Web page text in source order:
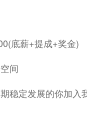
底薪+提成+奖金)
间
稳定发展的你加入